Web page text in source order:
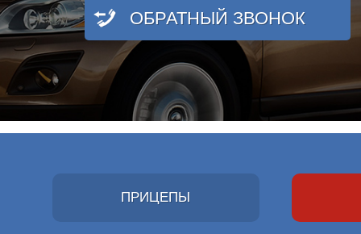
ОБРАТНЫЙ ЗВОНОК
ПРИЦЕПЫ